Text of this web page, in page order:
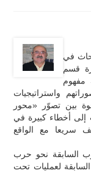
في
قسم
مفهوم
واستراتيجيات
بين تصوّر «محور
إلى أخطاء كبيرة في
سريعا مع الواقع
السابقة نحو حرب
لعمليات تحت